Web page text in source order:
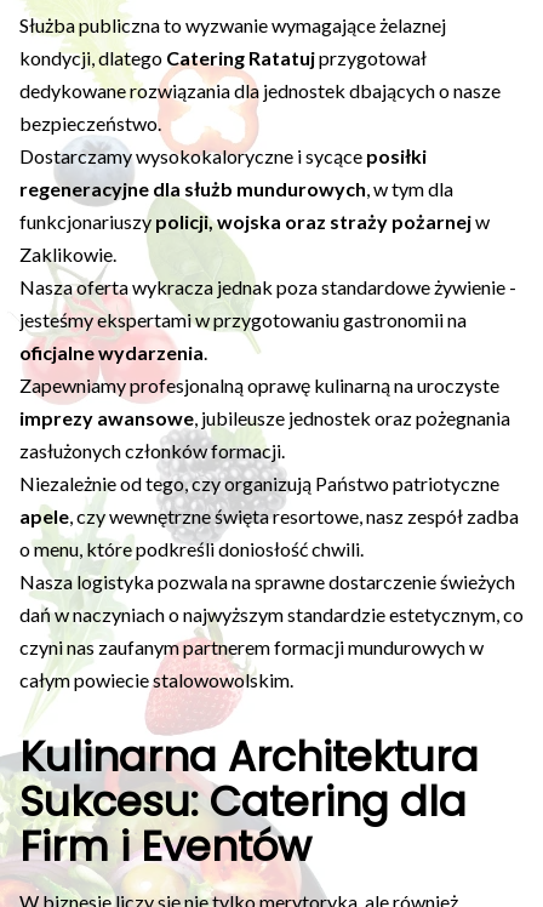
Służba publiczna to wyzwanie wymagające żelaznej
kondycji, dlatego Catering Ratatujprzygotował
dedykowane rozwiązania dla jednostek dbających o nasze
bezpieczeństwo.
Dostarczamy wysokokaloryczne i sycące posiłki
regeneracyjne dla służb mundurowych , w tym dla
funkcjonariuszy policji, wojska oraz straży pożarnejw
Zaklikowie.
Nasza oferta wykracza jednak poza standardowe żywienie -
jesteśmy ekspertami w przygotowaniu gastronomii na
oficjalne wydarzenia
Zapewniamy profesjonalną oprawę kulinarną na uroczyste
imprezy awansowe , jubileusze jednostek oraz pożegnania
zasłużonych członków formacji.
Niezależnie od tego, czy organizują Państwo patriotyczne
apele , czy wewnętrzne święta resortowe, nasz zespół zadba
o menu, które podkreśli doniosłość chwili.
Nasza logistyka pozwala na sprawne dostarczenie świeżych
dań w naczyniach o najwyższym standardzie estetycznym, co
czyni nas zaufanym partnerem formacji mundurowych w
całym powiecie stalowowolskim.
Kulinarna Architektura
Sukcesu: Catering dla
Firm i Eventów
W biznesie liczy się nie tylko merytoryka, ale również